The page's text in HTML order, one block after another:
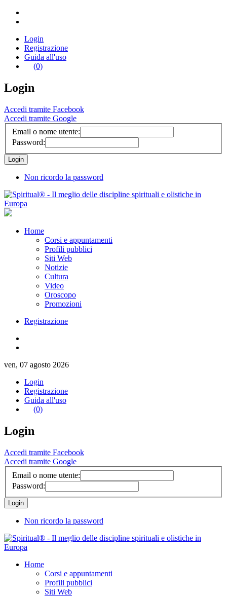
Login
Registrazione
Guida all'uso
(0)
Login
Accedi tramite Facebook
Accedi tramite Google
Email o nome utente:
Password:
Non ricordo la password
Home
Corsi e appuntamenti
Profili pubblici
Siti Web
Notizie
Cultura
Video
Oroscopo
Promozioni
Registrazione
ven, 07 agosto 2026
Login
Registrazione
Guida all'uso
(0)
Login
Accedi tramite Facebook
Accedi tramite Google
Email o nome utente:
Password:
Non ricordo la password
Home
Corsi e appuntamenti
Profili pubblici
Siti Web